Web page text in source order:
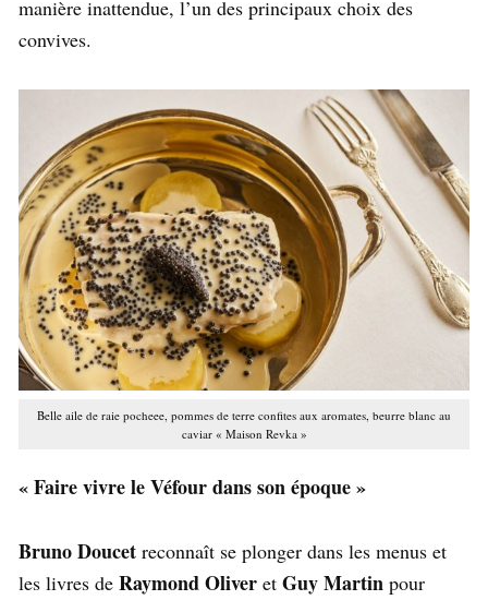
manière inattendue, l’un des principaux choix des
convives.
Belle aile de raie pocheee, pommes de terre confites aux aromates, beurre blanc au
caviar « Maison Revka »
« Faire vivre le Véfour dans son époque »
Bruno Doucet reconnaît se plonger dans les menus et
les livres de Raymond Oliver et Guy Martin pour